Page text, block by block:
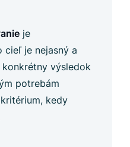
je
cieľ je nejasný a
výsledok
potrebám
kedy